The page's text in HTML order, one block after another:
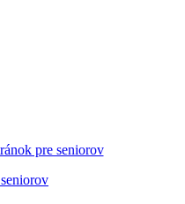
pre seniorov